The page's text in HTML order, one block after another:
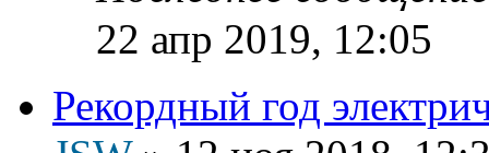
22 апр 2019, 12:05
Рекордный год